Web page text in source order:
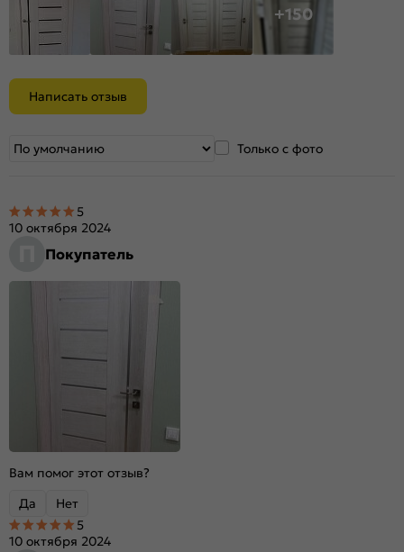
+150
Написать отзыв
Только с фото
Покупатель
10 октября 2024
5
Вам помог этот отзыв?
Да
Нет
10 октября 2024
5